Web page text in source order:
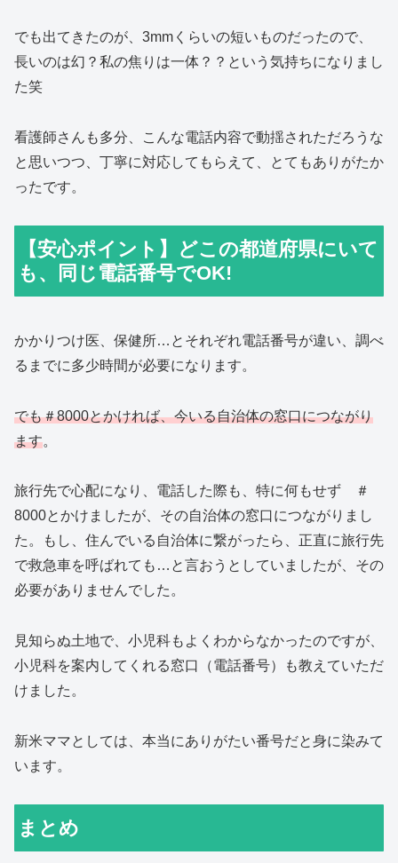
でも出てきたのが、3mmくらいの短いものだったので、
長いのは幻？私の焦りは一体？？という気持ちになりまし
た笑
看護師さんも多分、こんな電話内容で動揺されただろうな
と思いつつ、丁寧に対応してもらえて、とてもありがたか
ったです。
【安心ポイント】どこの都道府県にいて
も、同じ電話番号でOK!
かかりつけ医、保健所…とそれぞれ電話番号が違い、調べ
るまでに多少時間が必要になります。
でも＃8000とかければ、今いる自治体の窓口につながり
ます。
旅行先で心配になり、電話した際も、特に何もせず ＃
8000とかけましたが、その自治体の窓口につながりまし
た。もし、住んでいる自治体に繋がったら、正直に旅行先
で救急車を呼ばれても…と言おうとしていましたが、その
必要がありませんでした。
見知らぬ土地で、小児科もよくわからなかったのですが、
小児科を案内してくれる窓口（電話番号）も教えていただ
けました。
新米ママとしては、本当にありがたい番号だと身に染みて
います。
まとめ